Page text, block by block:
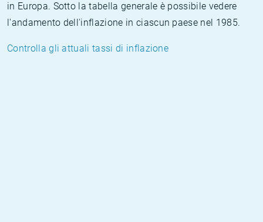
in Europa. Sotto la tabella generale è possibile vedere
l'andamento dell'inflazione in ciascun paese nel 1985.
Controlla gli attuali tassi di inflazione